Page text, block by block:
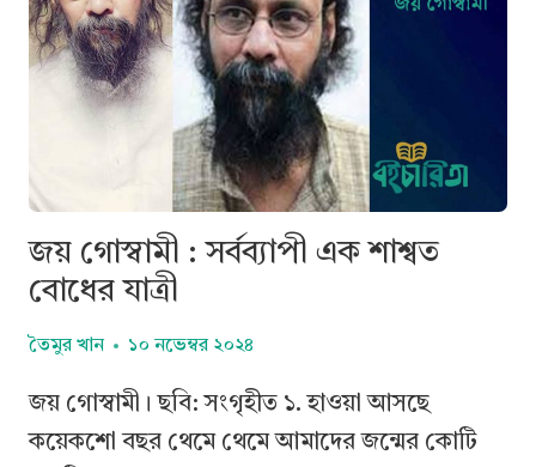
জয় গোস্বামী : সর্বব্যাপী এক শাশ্বত
বোধের যাত্রী
তৈমুর খান ১০ নভেম্বর ২০২৪
জয় গোস্বামী। ছবি: সংগৃহীত ১. হাওয়া আসছে
কয়েকশো বছর থেমে থেমে আমাদের জন্মের কোটি